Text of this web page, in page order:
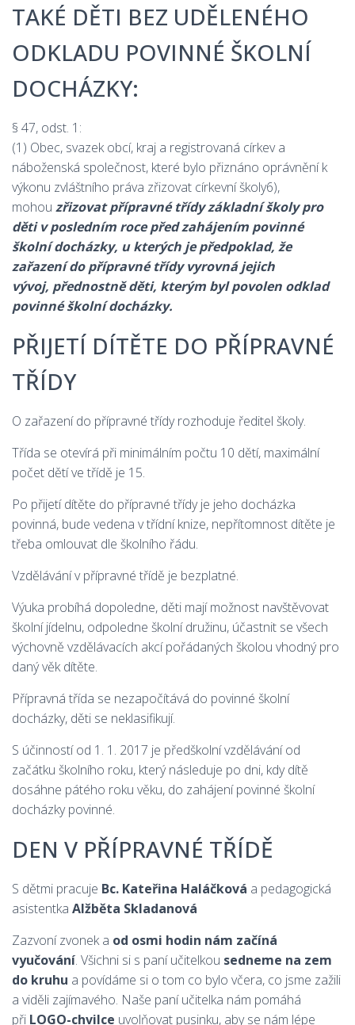
TAKÉ DĚTI BEZ UDĚLENÉHO
ODKLADU POVINNÉ ŠKOLNÍ
DOCHÁZKY:
§ 47, odst. 1:
(1) Obec, svazek obcí, kraj a registrovaná církev a
náboženská společnost, které bylo přiznáno oprávnění k
výkonu zvláštního práva zřizovat církevní školy6),
mohou zřizovat přípravné třídy základní školy pro
děti v posledním roce před zahájením povinné
školní docházky, u kterých je předpoklad, že
zařazení do přípravné třídy vyrovná jejich
vývoj, přednostně děti, kterým byl povolen odklad
povinné školní docházky.
PŘIJETÍ DÍTĚTE DO PŘÍPRAVNÉ
TŘÍDY
O zařazení do přípravné třídy rozhoduje ředitel školy.
Třída se otevírá při minimálním počtu 10 dětí, maximální
počet dětí ve třídě je 15.
Po přijetí dítěte do přípravné třídy je jeho docházka
povinná, bude vedena v třídní knize, nepřítomnost dítěte je
třeba omlouvat dle školního řádu.
Vzdělávání v přípravné třídě je bezplatné.
Výuka probíhá dopoledne, děti mají možnost navštěvovat
školní jídelnu, odpoledne školní družinu, účastnit se všech
výchovně vzdělávacích akcí pořádaných školou vhodný pro
daný věk dítěte.
Přípravná třída se nezapočítává do povinné školní
docházky, děti se neklasifikují.
S účinností od 1. 1. 2017 je předškolní vzdělávání od
začátku školního roku, který následuje po dni, kdy dítě
dosáhne pátého roku věku, do zahájení povinné školní
docházky povinné.
DEN V PŘÍPRAVNÉ TŘÍDĚ
S dětmi pracuje Bc. Kateřina Haláčková a pedagogická
asistentka Alžběta Skladanová
Zazvoní zvonek a od osmi hodin nám začíná
vyučování. Všichni si s paní učitelkou sedneme na zem
do kruhu a povídáme si o tom co bylo včera, co jsme zažili
a viděli zajímavého. Naše paní učitelka nám pomáhá
při LOGO-chvilce uvolňovat pusinku, aby se nám lépe